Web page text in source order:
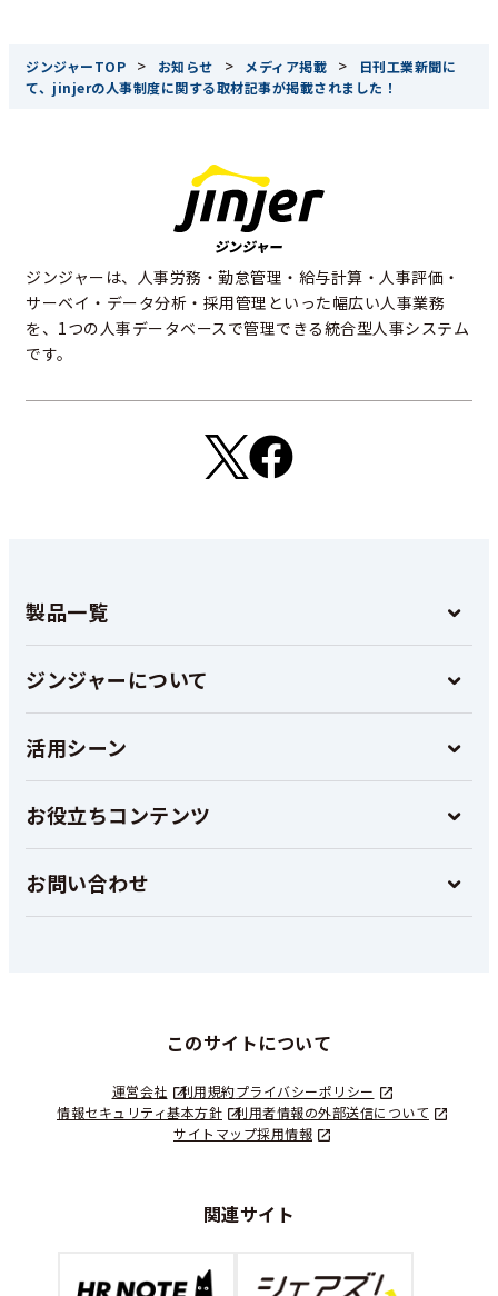
ジンジャーTOP > お知らせ > メディア掲載 >
日刊工業新聞に
て、jinjerの人事制度に関する取材記事が掲載されました！
ジンジャーは、人事労務・勤怠管理・給与計算・人事評価・
サーベイ・データ分析・採用管理といった幅広い人事業務
を、1つの人事データベースで管理できる統合型人事システム
です。
製品一覧
ジンジャーについて
活用シーン
お役立ちコンテンツ
お問い合わせ
このサイトについて
運営会社 利用規約プライバシーポリシー
情報セキュリティ基本方針
利用者情報の外部送信について
サイトマップ採用情報
関連サイト